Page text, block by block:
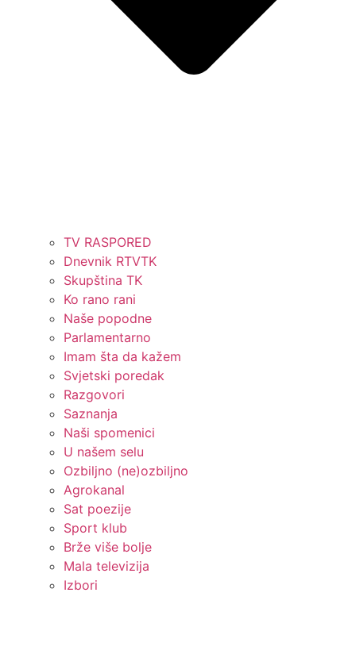
TV RASPORED
Dnevnik RTVTK
Skupština TK
Ko rano rani
Naše popodne
Parlamentarno
Imam šta da kažem
Svjetski poredak
Razgovori
Saznanja
Naši spomenici
U našem selu
Ozbiljno (ne)ozbiljno
Agrokanal
Sat poezije
Sport klub
Brže više bolje
Mala televizija
Izbori